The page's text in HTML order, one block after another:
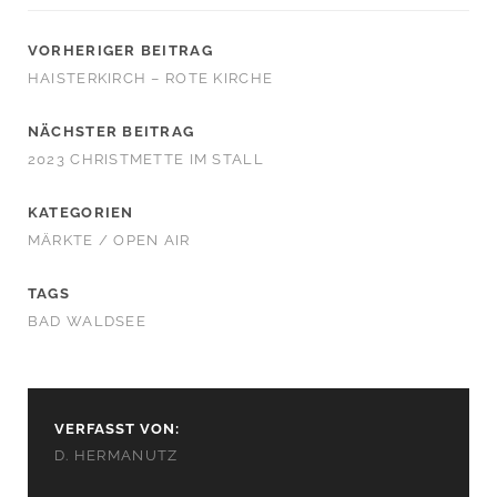
VORHERIGER BEITRAG
HAISTERKIRCH – ROTE KIRCHE
NÄCHSTER BEITRAG
2023 CHRISTMETTE IM STALL
KATEGORIEN
MÄRKTE / OPEN AIR
TAGS
BAD WALDSEE
VERFASST VON:
D. HERMANUTZ